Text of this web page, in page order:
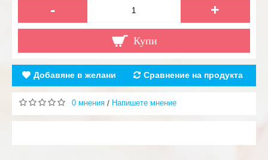
- +
Купи
Добавяне в желани Сравнение на продукта
0 мнения / Напишете мнение